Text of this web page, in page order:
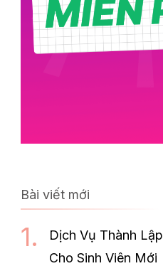
Bài viết mới
Dịch Vụ Thành
Cho Sinh Viên Mới